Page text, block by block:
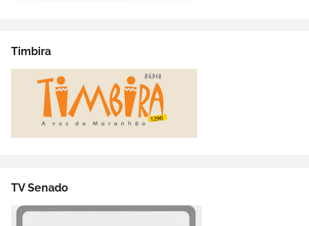
Timbira
TV Senado